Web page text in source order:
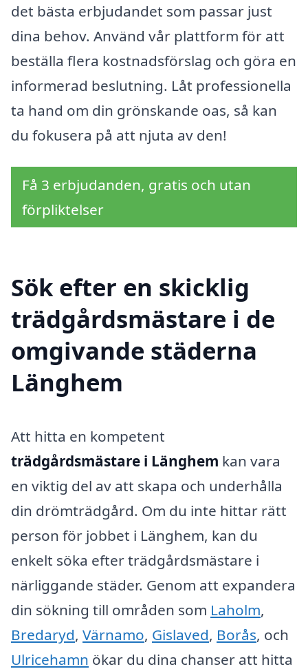
det bästa erbjudandet som passar just
dina behov. Använd vår plattform för att
beställa flera kostnadsförslag och göra en
informerad beslutning. Låt professionella
ta hand om din grönskande oas, så kan
du fokusera på att njuta av den!
Få 3 erbjudanden, gratis och utan
förpliktelser
Sök efter en skicklig
trädgårdsmästare i de
omgivande städerna
Länghem
Att hitta en kompetent
trädgårdsmästare i Länghem kan vara
en viktig del av att skapa och underhålla
din drömträdgård. Om du inte hittar rätt
person för jobbet i Länghem, kan du
enkelt söka efter trädgårdsmästare i
närliggande städer. Genom att expandera
din sökning till områden som Laholm,
Bredaryd, Värnamo, Gislaved, Borås, och
Ulricehamn ökar du dina chanser att hitta